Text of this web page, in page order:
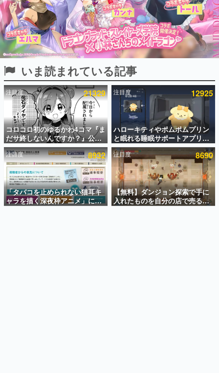
アプリセール情報
インタビュー
連載・特集一覧
殿堂入り記事
SNS拡散数が数千以上！ ページビュー数万以上！ などな
ど。多くの人々に読まれた、電ファミ渾身の“殿堂入り”記
事をまとめました。
ゲームの企画書
名作ゲームクリエイターの方々に製作時のエピソードをお
聞きし、ヒットする企画（ゲーム）とは何か？を探ってい
きます。
赫本
この物語を解いてはいけない。『赫本』は、〈試験問題〉
の形をした短編ホラー小説集です。
新世代に訊く
これからのデジタルゲーム市場を担う若きクリエイター達
の姿を追い、彼らのルーツと情熱を探っていきます。
いま読まれている記事
注目度 21329
コロコロ初のゆるかわ4コマ『ま
だサ終しないんですか？』公開
スタート。主人公は新入社員の
侘石ダイヤ、ゲーム会社を舞台
にトラブルへ対応する社員たち
を描く
注目度 12925
ハローキティやポムポムプリン
と眠れる睡眠サポートアプリ
『ゆめたび』が配信中。キャラ
ごとのASMRや目覚ましアラー
ムも搭載
注目度 8932
「タバコを止められない猫耳キ
ャラを描く深夜枠アニメ」に視
聴者の一部から批判意見。違法
注目度 8690
【無料】ダンジョン探索で手に
入れたものを自分の店で売るゲ
ーム『Moonlighter』がSteam